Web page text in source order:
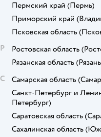
Пермский край (Пермь)
Приморский край
Псковская область
Р
Ростовская область
Рязанская область
С
Самарская область
Санкт-Петербург и
Петербург)
Саратовская область
Сахалинская область